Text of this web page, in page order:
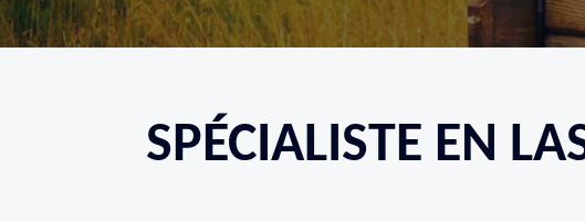
SPÉCIALISTE EN